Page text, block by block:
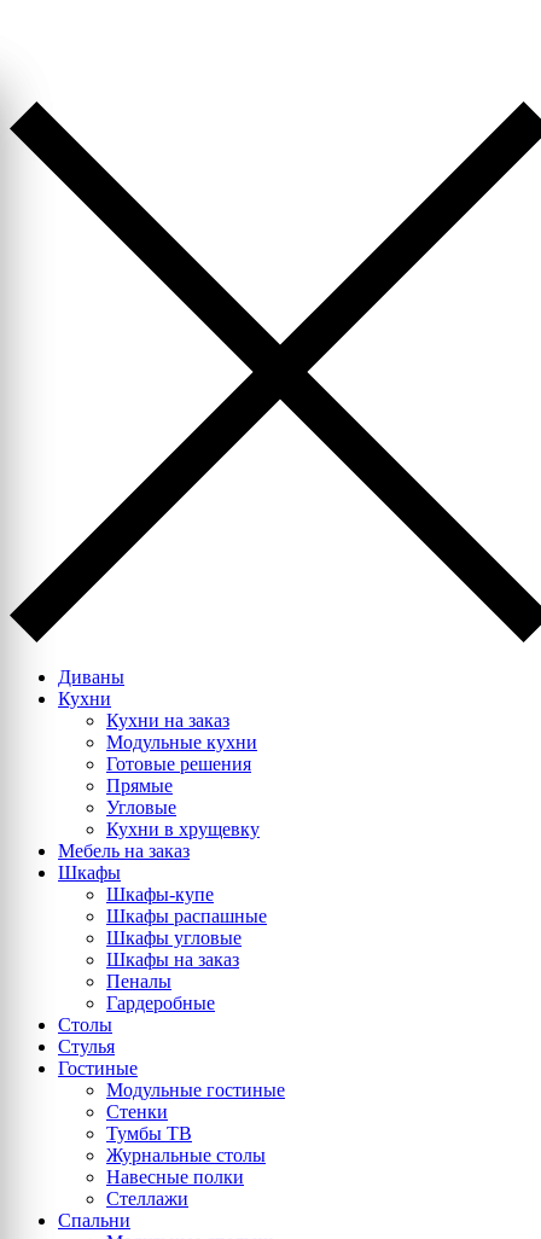
Диваны
Кухни
Кухни на заказ
Модульные кухни
Готовые решения
Прямые
Угловые
Кухни в хрущевку
Мебель на заказ
Шкафы
Шкафы-купе
Шкафы распашные
Шкафы угловые
Шкафы на заказ
Пеналы
Гардеробные
Столы
Стулья
Гостиные
Модульные гостиные
Стенки
Тумбы ТВ
Журнальные столы
Навесные полки
Стеллажи
Спальни